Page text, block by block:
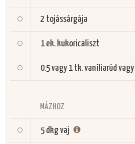
2 tojássárgája
1 ek. kukoricaliszt
0.5 vagy 1 tk.vaníliarúd
MÁZHOZ
5 dkgvaj